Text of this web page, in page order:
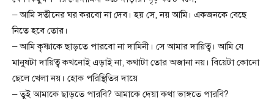
– আমি সতীনের ঘর করবো না দেব। হয় সে, নয় আমি। একজনকে বেছে
নিতে হবে তোর।
– আমি কৃষ্ণাকে ছাড়তে পারবো না দামিনী। সে আমার দায়িত্ব। আমি যে
মানুষটা দায়িত্ব কখনোই এড়াই না, কথাটা তোর অজানা নয়। বিয়েটা কোনো
ছেলে খেলা নয়। হোক পরিস্থিতির দায়ে
– তুই আমাকে ছাড়তে পারবি? আমাকে দেয়া কথা ভাঙ্গতে পারবি?